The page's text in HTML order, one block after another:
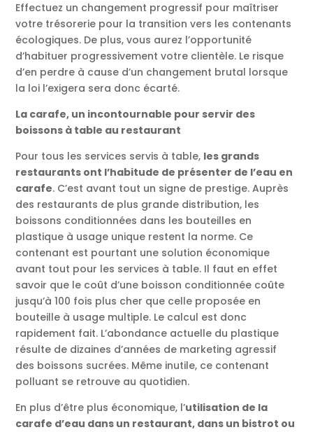
Effectuez un changement progressif pour maîtriser
votre trésorerie pour la transition vers les contenants
écologiques. De plus, vous aurez l’opportunité
d’habituer progressivement votre clientèle. Le risque
d’en perdre à cause d’un changement brutal lorsque
la loi l’exigera sera donc écarté.
La carafe, un incontournable pour servir des
boissons à table au restaurant
Pour tous les services servis à table, les grands
restaurants ont l’habitude de présenter de l’eau en
carafe. C’est avant tout un signe de prestige. Auprès
des restaurants de plus grande distribution, les
boissons conditionnées dans les bouteilles en
plastique à usage unique restent la norme. Ce
contenant est pourtant une solution économique
avant tout pour les services à table. Il faut en effet
savoir que le coût d’une boisson conditionnée coûte
jusqu’à 100 fois plus cher que celle proposée en
bouteille à usage multiple. Le calcul est donc
rapidement fait. L’abondance actuelle du plastique
résulte de dizaines d’années de marketing agressif
des boissons sucrées. Même inutile, ce contenant
polluant se retrouve au quotidien.
En plus d’être plus économique, l’utilisation de la
carafe d’eau dans un restaurant, dans un bistrot ou